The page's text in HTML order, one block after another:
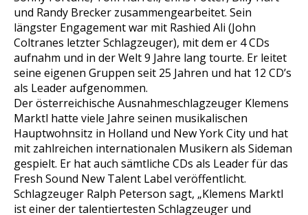
und Randy Brecker zusammengearbeitet. Sein
längster Engagement war mit Rashied Ali (John
Coltranes letzter Schlagzeuger), mit dem er 4 CDs
aufnahm und in der Welt 9 Jahre lang tourte. Er leitet
seine eigenen Gruppen seit 25 Jahren und hat 12 CD’s
als Leader aufgenommen.
Der österreichische Ausnahmeschlagzeuger Klemens
Marktl hatte viele Jahre seinen musikalischen
Hauptwohnsitz in Holland und New York City und hat
mit zahlreichen internationalen Musikern als Sideman
gespielt. Er hat auch sämtliche CDs als Leader für das
Fresh Sound New Talent Label veröffentlicht.
Schlagzeuger Ralph Peterson sagt, „Klemens Marktl
ist einer der talentiertesten Schlagzeuger und